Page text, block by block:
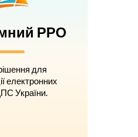
РРО
для
електронних
України.